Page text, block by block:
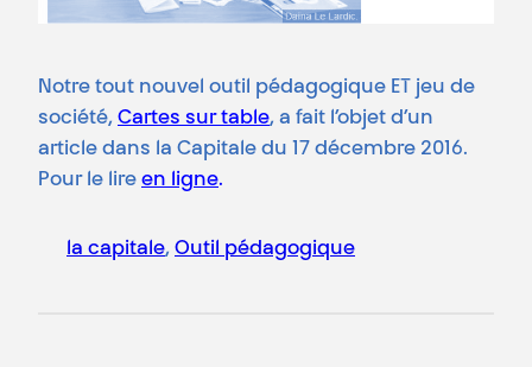
Notre tout nouvel outil pédagogique ET jeu de
société, Cartes sur table, a fait l’objet d’un
article dans la Capitale du 17 décembre 2016.
Pour le lire en ligne.
la capitale, Outil pédagogique